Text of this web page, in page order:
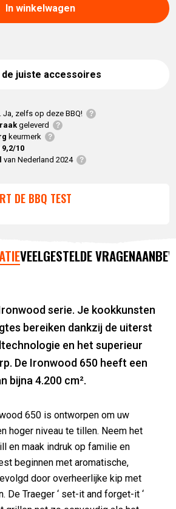
In winkelwagen
de juiste accessoires
Ja, zelfs op deze BBQ!
geleverd
keurmerk
9,2/10
van Nederland 2024
DE BBQ TEST
VEELGESTELDE VRAGEN
serie. Je kookkunsten
bereiken dankzij de uiterst
en het superieur
De Ironwood 650 heeft een
bijna 4.200 cm².
650 is ontworpen om uw
hoger niveau te tillen. Neem het
en maak indruk op familie en
beginnen met aromatische,
door overheerlijke kip met
De Traeger ‘ set-it and forget-it‘